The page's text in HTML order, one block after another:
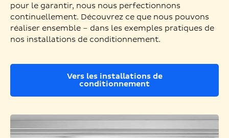
pour le garantir, nous nous perfectionnons
continuellement. Découvrez ce que nous pouvons
réaliser ensemble – dans les exemples pratiques de
nos installations de conditionnement.
Vers les installations de
conditionnement